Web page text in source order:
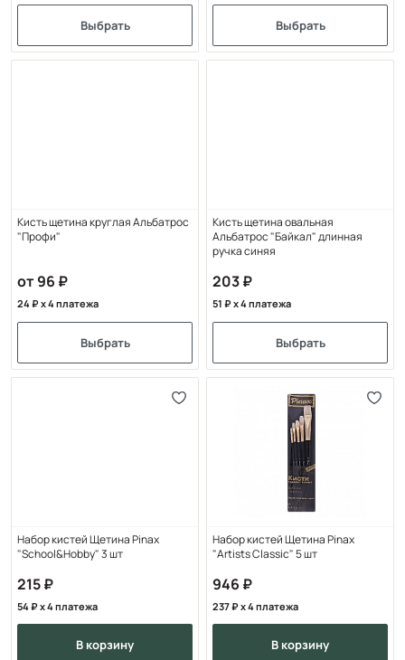
Выбрать Выбрать
Кисть щетина круглая Альбатрос
"Профи"
от 96
24 x 4 платежа
Выбрать
Кисть щетина овальная
Альбатрос "Байкал" длинная
ручка синяя
203
51 x 4 платежа
Выбрать
Набор кистей Щетина Pinax
"School&Hobby" 3 шт
215
54 x 4 платежа
в корзину
Набор кистей Щетина Pinax
"Artists Classic" 5 шт
946
237 x 4 платежа
в корзину